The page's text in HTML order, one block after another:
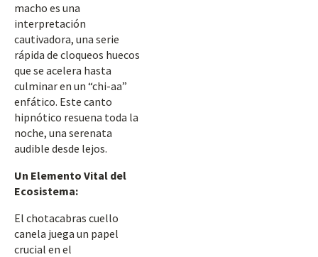
macho es una
interpretación
cautivadora, una serie
rápida de cloqueos huecos
que se acelera hasta
culminar en un “chi-aa”
enfático. Este canto
hipnótico resuena toda la
noche, una serenata
audible desde lejos.
Un Elemento Vital del
Ecosistema:
El chotacabras cuello
canela juega un papel
crucial en el